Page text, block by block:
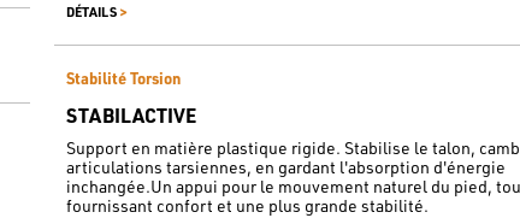
DÉTAILS >
Stabilité Torsion
STABILACTIVE
Support en matière plastique rigide. Stabilise le talon,
articulations tarsiennes, en gardant l'absorption d'énergie
inchangée.Un appui pour le mouvement naturel du pied,
fournissant confort et une plus grande stabilité.